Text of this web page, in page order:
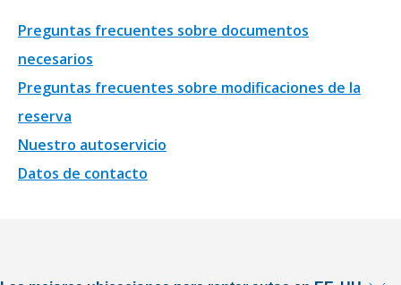
Preguntas frecuentes sobre documentos
necesarios
Preguntas frecuentes sobre modificaciones de la
reserva
Nuestro autoservicio
Datos de contacto